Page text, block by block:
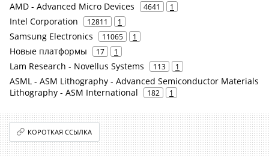
AMD - Advanced Micro Devices 4641 1
Intel Corporation 12811 1
Samsung Electronics 11065 1
Новые платформы 17 1
Lam Research - Novellus Systems 113 1
ASML - ASM Lithography - Advanced Semiconductor Materials
Lithography - ASM International
182 1
КОРОТКАЯ ССЫЛКА